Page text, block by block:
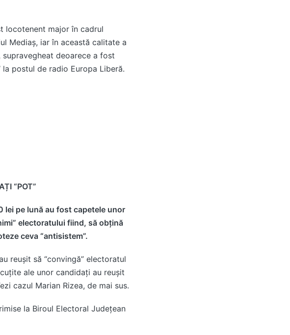
locotenent major în cadrul
Mediaş, iar în această calitate a
deoarece a fost
postul de radio Europa Liberă.
“POT”
lei pe lună au fost capetele unor
electoratului fiind, să obțină
ceva “antisistem”.
reușit să “convingă” electoratul
ale unor candidați au reușit
cazul Marian Rizea, de mai sus.
la Biroul Electoral Județean